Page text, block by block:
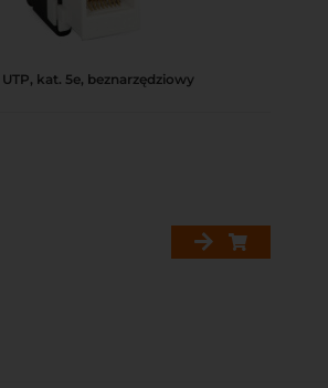
kat. 5e, beznarzędziowy